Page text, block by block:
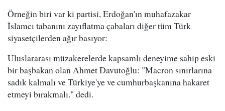
Örneğin biri var ki partisi, Erdoğan'ın muhafazakar
İslamcı tabanını zayıflatma çabaları diğer tüm Türk
siyasetçilerden ağır basıyor:
Uluslararası müzakerelerde kapsamlı deneyime sahip eski
bir başbakan olan Ahmet Davutoğlu: "Macron sınırlarına
sadık kalmalı ve Türkiye'ye ve cumhurbaşkanına hakaret
etmeyi bırakmalı." dedi.